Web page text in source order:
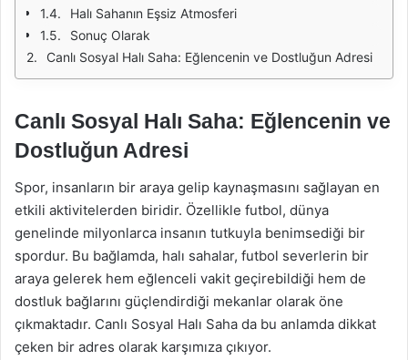
Halı Sahanın Eşsiz Atmosferi
Sonuç Olarak
Canlı Sosyal Halı Saha: Eğlencenin ve Dostluğun Adresi
Canlı Sosyal Halı Saha: Eğlencenin ve
Dostluğun Adresi
Spor, insanların bir araya gelip kaynaşmasını sağlayan en
etkili aktivitelerden biridir. Özellikle futbol, dünya
genelinde milyonlarca insanın tutkuyla benimsediği bir
spordur. Bu bağlamda, halı sahalar, futbol severlerin bir
araya gelerek hem eğlenceli vakit geçirebildiği hem de
dostluk bağlarını güçlendirdiği mekanlar olarak öne
çıkmaktadır. Canlı Sosyal Halı Saha da bu anlamda dikkat
çeken bir adres olarak karşımıza çıkıyor.